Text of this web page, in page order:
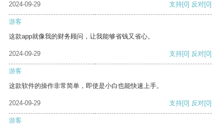
2024-09-29 支持[0] 反对[0]
游客
这款app就像我的财务顾问，让我能够省钱又省心。
2024-09-29 支持[0] 反对[0]
游客
这款软件的操作非常简单，即使是小白也能快速上手。
2024-09-29 支持[0] 反对[0]
游客